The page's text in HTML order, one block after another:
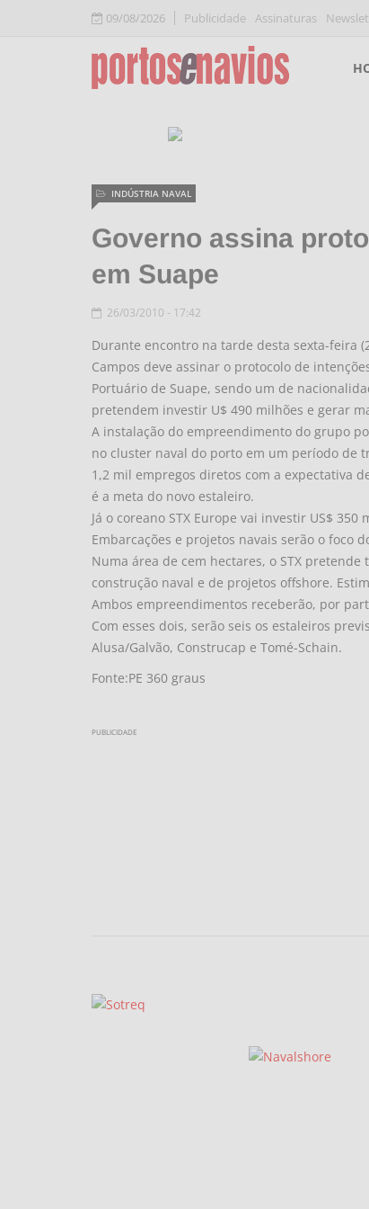
09/08/2026 Publicidade Assinaturas
Governo assina
em Suape
INDÚSTRIA NAVAL
26/03/2010 - 17:42
Durante encontro na tarde desta sexta-feira
Campos deve assinar o protocolo de
Portuário de Suape, sendo um de
pretendem investir U$ 490 milhões e gerar
A instalação do empreendimento do grupo
no cluster naval do porto em um período de
1,2 mil empregos diretos com a expectativa
é a meta do novo estaleiro.
Já o coreano STX Europe vai investir US$
Embarcações e projetos navais serão o foco
Numa área de cem hectares, o STX
construção naval e de projetos offshore.
Ambos empreendimentos receberão, por
Com esses dois, serão seis os estaleiros
Alusa/Galvão, Construcap e Tomé-Schain.
Fonte:PE 360 graus
PUBLICIDADE